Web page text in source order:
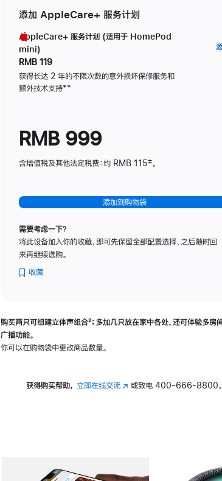
添加 AppleCare+ 服务计划
AppleCare+ 服务计划 (适用于 HomePod
mini)
RMB 119
获得长达 2 年的不限次数的意外损坏保修服务和
额外技术支持脚
**
RMB 999
含增值税及其他法定税费：约 RMB 115‡。
添加到购物袋
需要考虑一下？
将此设备加入你的收藏，即可先保留全部配置选择，之后随时回
来再继续选购。
收藏
购买两只可组建立体声组合脚
²；多加几只放在家中各处，还可体验多‍房‍
广播功能。
你可以在购物袋中更改商品数量。
获得购买帮助， 立即在线交流(在 或致电 400-666-8800。